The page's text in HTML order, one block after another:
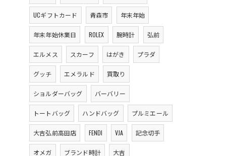
UCギフトカード 青森市 年末年始
年末年始休業日 ROLEX 腕時計 弘前
エルメス スカーフ はがき プラダ
グッチ エメラルド 買取り
ショルダーバッグ バーバリー
トートバッグ ハンドバッグ プルミエール
大吉弘前高田店 FENDI VJA 記念切手
オメガ ブランド時計 大吉